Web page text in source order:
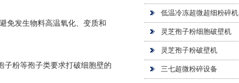
低温冷冻超微超细粉碎机
灵芝孢子粉细胞破壁机
灵芝孢子粉破壁机
三七超微粉碎设备
免发生物料高温氧化、变质和
子粉等孢子类要求打破细胞壁的